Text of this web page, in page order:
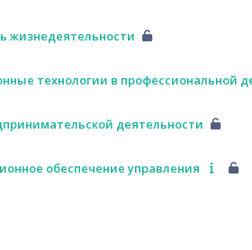
жизнедеятельности
технологии в профессиональной
деятельности
обеспечение управления